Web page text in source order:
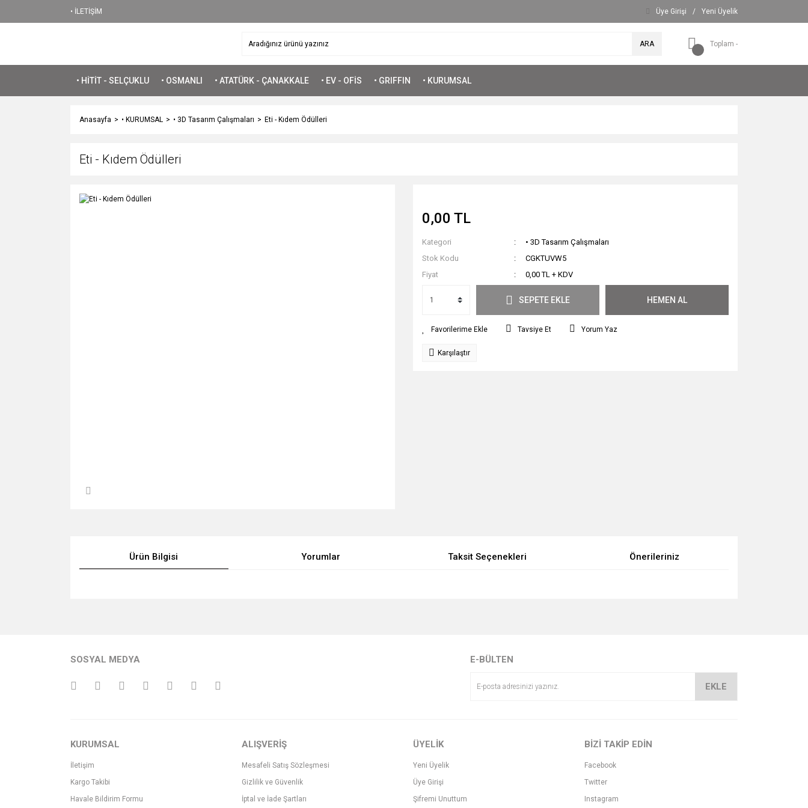
• İLETİŞİM Üye Girişi / Yeni Üyelik
ARA Toplam -
• HİTİT - SELÇUKLU • OSMANLI • ATATÜRK - ÇANAKKALE • EV - OFİS • GRIFFIN • KURUMSAL
Anasayfa • KURUMSAL • 3D Tasarım Çalışmaları Eti - Kıdem Ödülleri
Eti - Kıdem Ödülleri
0,00 TL
Kategori
• 3D Tasarım Çalışmaları
Stok Kodu
CGKTUVW5
Fiyat
0,00 TL + KDV
SEPETE EKLE HEMEN AL
Tavsiye Et Yorum Yaz
Karşılaştır
Ürün Bilgisi Yorumlar Taksit Seçenekleri Önerileriniz
Ürün açıklamasında eksik bilgiler bulunuyor.
SOSYAL MEDYA E-BÜLTEN
EKLE
KURUMSAL
İletişim
Kargo Takibi
Havale Bildirim Formu
ALIŞVERİŞ
Mesafeli Satış Sözleşmesi
Gizlilik ve Güvenlik
İptal ve İade Şartları
ÜYELİK
Yeni Üyelik
Üye Girişi
Şifremi Unuttum
BİZİ TAKİP EDİN
Facebook
Twitter
Instagram